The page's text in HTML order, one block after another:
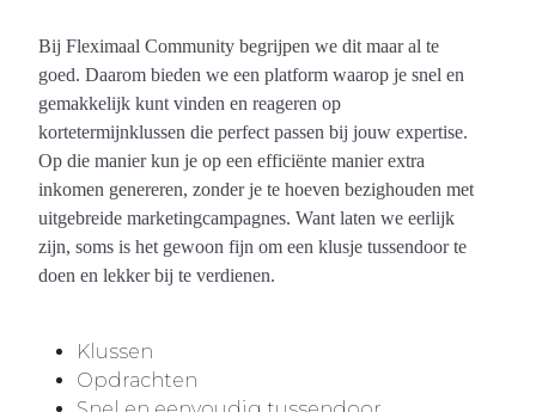
Bij Fleximaal Community begrijpen we dit maar al te
goed. Daarom bieden we een platform waarop je snel en
gemakkelijk kunt vinden en reageren op
kortetermijnklussen die perfect passen bij jouw expertise.
Op die manier kun je op een efficiënte manier extra
inkomen genereren, zonder je te hoeven bezighouden met
uitgebreide marketingcampagnes. Want laten we eerlijk
zijn, soms is het gewoon fijn om een klusje tussendoor te
doen en lekker bij te verdienen.
Klussen
Opdrachten